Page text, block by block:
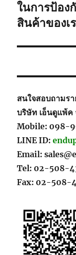
Next
post:
ในการป้อง
สินค้าของเ
สนใจสอบถามรา
บริษัท เอ็นดูแพ้ค
Mobile: 098-
LINE ID:
Email:
Tel: 02-508-
Fax: 02-508-